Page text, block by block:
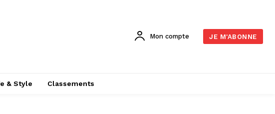
Mon compte JE M'ABONNE
& Style Classements